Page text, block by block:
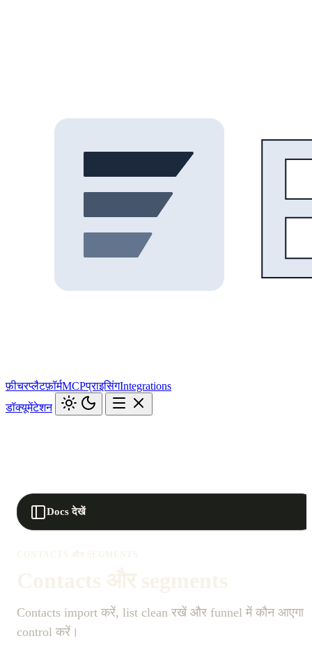
फ़ीचरप्लैटफ़ॉर्मMCPप्राइसिंगIntegrations
डॉक्यूमेंटेशन
Docs देखें
Contacts import करें, list clean रखें और funnel में कौन आएगा
control करें।